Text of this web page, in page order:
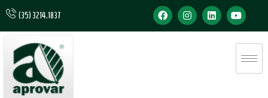
(35) 3214.1837